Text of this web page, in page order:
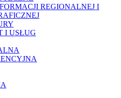
REGIONALNEJ I
I USŁUG